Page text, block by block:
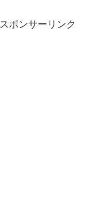
スポンサーリンク